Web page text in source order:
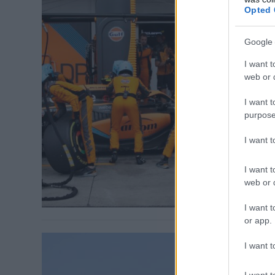
Opted
Google
I want
web or
I want
I want
I want
web or
I want
or app.
I want
Nem
A McLaren
Brazíliában,
Ricciardo
RALI / 2022.